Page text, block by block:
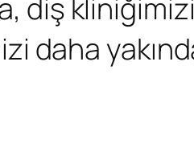
diş
daha